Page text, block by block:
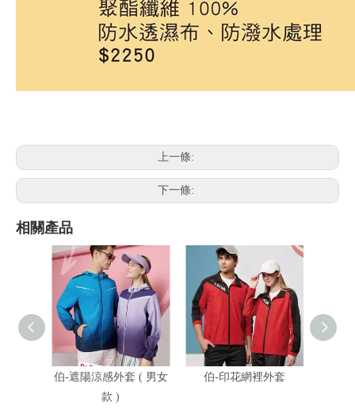
上一條:
下一條:
相關產品
伯-遮陽涼感外套 ( 男女
款 )
伯-印花網裡外套